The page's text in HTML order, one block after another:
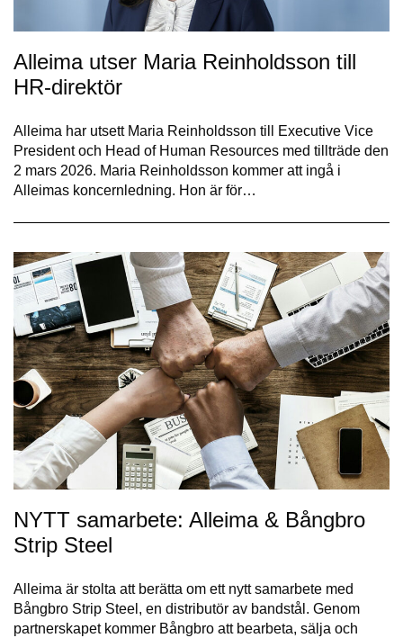
Alleima utser Maria Reinholdsson till
HR-direktör
Alleima har utsett Maria Reinholdsson till Executive Vice
President och Head of Human Resources med tillträde den
2 mars 2026. Maria Reinholdsson kommer att ingå i
Alleimas koncernledning. Hon är för…
NYTT samarbete: Alleima & Bångbro
Strip Steel
Alleima är stolta att berätta om ett nytt samarbete med
Bångbro Strip Steel, en distributör av bandstål. Genom
partnerskapet kommer Bångbro att bearbeta, sälja och